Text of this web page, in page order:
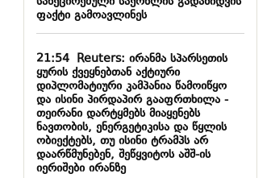
ფაქტი გამოავლინეს
21:54Reuters: ირანმა სპარსეთის
ყურის ქვეყნებთან აქტიური
დიპლომატიური კამპანია წამოიწყო
და ისინი პირდაპირ გააფრთხილა -
თეირანი დარტყმებს მიაყენებს
ნავთობის, ენერგეტიკისა და წყლის
ობიექტებს, თუ ისინი ტრამპს არ
დაარწმუნებენ, შეწყვიტოს აშშ-ის
იერიშები ირანზე